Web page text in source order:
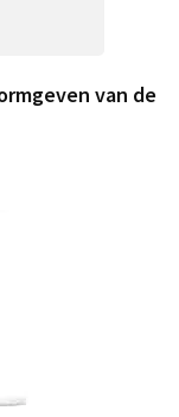
van de